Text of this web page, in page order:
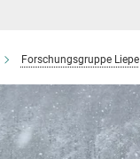
Forschungsgruppe Liepe